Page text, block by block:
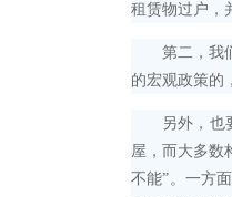
租赁物过户，
第二，我们
的宏观政策的
另外，也要
屋，而大多数
不能”。一方